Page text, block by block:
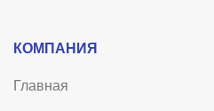
КОМПАНИЯ
Главная